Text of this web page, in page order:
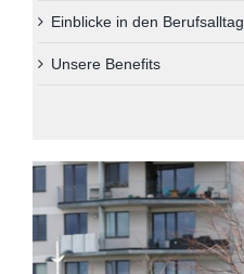
Kontakt
Einblicke in den Berufsalltag
Unsere Benefits